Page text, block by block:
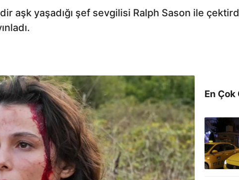
aşk yaşadığı şef sevgilisi Ralph Sason ile
En